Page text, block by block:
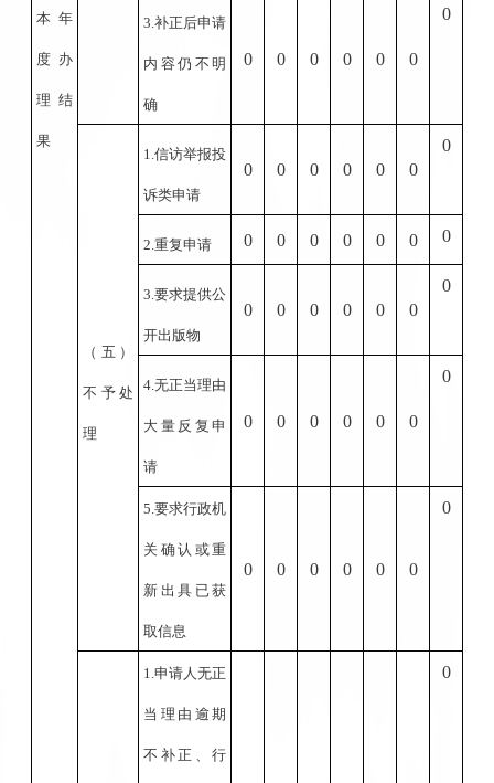
本年
度办
理结
果
3. 补正后申请
内容仍不明
确
0 0 0 0 0 0
0
（五）
不予处
理
1. 信访举报投
诉类申请
0 0 0 0 0 0
0
2. 重复申请 0 0 0 0 0 0 0
3. 要求提供公
开出版物
0 0 0 0 0 0
0
4. 无正当理由
大量反复申
请
0 0 0 0 0 0
0
5. 要求行政机
关确认或重
新出具已获
取信息
0 0 0 0 0 0
0
1. 申请人无正
当理由逾期
不补正、行
0